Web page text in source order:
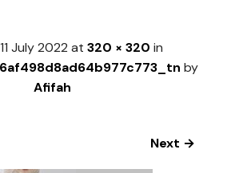
11 July 2022 at 320 × 320 in
by
Afifah
Next →